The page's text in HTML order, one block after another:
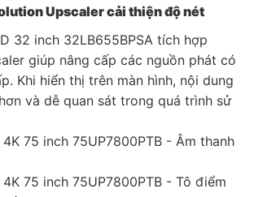
Upscaler cải thiện độ nét
32 inch 32LB655BPSA tích hợp
giúp nâng cấp các nguồn phát có
Khi hiển thị trên màn hình, nội dung
và dễ quan sát trong quá trình sử